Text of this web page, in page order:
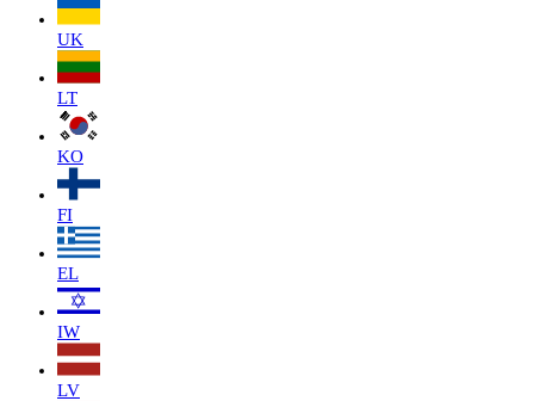
UK
LT
KO
FI
EL
IW
LV